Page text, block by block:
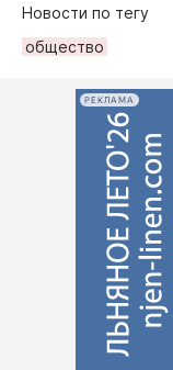
Новости по тегу
общество
РЕКЛАМА